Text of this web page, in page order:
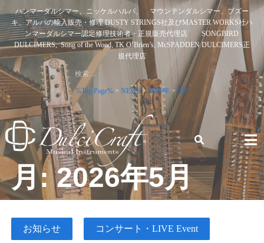
to
content
ハンマーダルシマー、ニッケルハルパ、 マウンテンダルシマー、ブズー
キ、アルパの輸入販売・修理 DUSTY STRINGS社及びMASTER WORKS社ハ
ンマーダルシマー認定修理技術者・正規販売代理店 SONGBIRD
DULCIMERS, Song of the Wood, TK O’Brien’s, McSPADDEN DULCIMERS正
規代理店
索:
%Top Page% >NEWS>2026年 >5月
ハンマーダルシマー、ニッケルハルパ、 マウンテンダルシ
マー、ブズーキ、アルパの輸入販売・修理 DUSTY STRINGS
社及びMASTER WORKS社ハンマーダルシマー認定修理技術
THE WOOD, TK O’BRIEN’S, MCSPADDEN DULCIMERS正規
代理店
月:2026年5月
お知らせ コンサート・LIVE Event